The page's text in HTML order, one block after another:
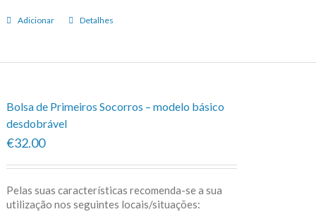
Adicionar Detalhes
Bolsa de Primeiros Socorros – modelo básico
desdobrável
€32.00
Pelas suas características recomenda-se a sua
utilização nos seguintes locais/situações: